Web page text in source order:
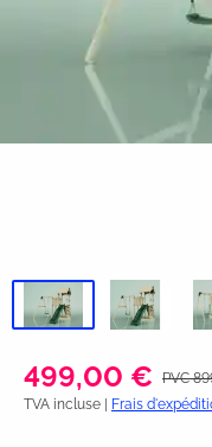
499,00 € PVC
TVA incluse | Frais